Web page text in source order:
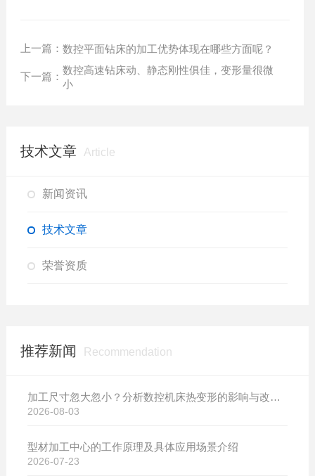
上一篇： 数控平面钻床的加工优势体现在哪些方面呢？
下一篇：
数控高速钻床动、静态刚性俱佳，变形量很微
小
技术文章 Article
新闻资讯
技术文章
荣誉资质
推荐新闻 Recommendation
加工尺寸忽大忽小？分析数控机床热变形的影响与改善方案
2026-08-03
型材加工中心的工作原理及具体应用场景介绍
2026-07-23